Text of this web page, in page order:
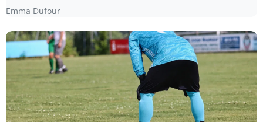
Emma Dufour